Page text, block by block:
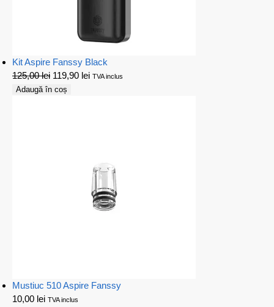
Kit Aspire Fanssy Black
125,00lei 119,90 lei TVA inclus
Adaugă în coș
Mustiuc 510 Aspire Fanssy
10,00 lei TVA inclus